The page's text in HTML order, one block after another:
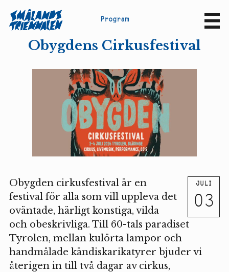
Program
Obygdens Cirkusfestival
JULI
03
Obygden cirkusfestival är en
festival för alla som vill uppleva det
oväntade, härligt konstiga, vilda
och obeskrivliga. Till 60-tals paradiset
Tyrolen, mellan kulörta lampor och
handmålade kändiskarikatyrer bjuder vi
återigen in till två dagar av cirkus,